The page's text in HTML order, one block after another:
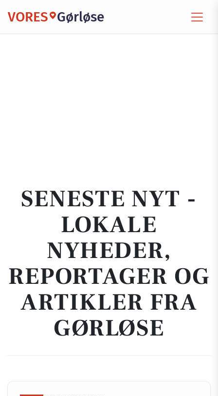
VORES Gørløse
SENESTE NYT -
LOKALE
NYHEDER,
REPORTAGER OG
ARTIKLER FRA
GØRLØSE